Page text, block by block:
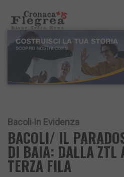
Bacoli In Evidenza
BACOLI/ IL
DI BAIA: DALLA ZTL
TERZA FILA